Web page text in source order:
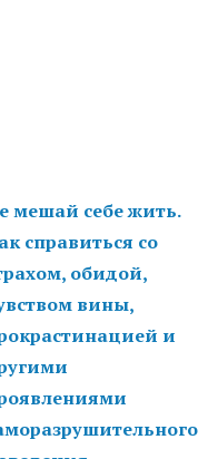
мешай себе жить.
справиться со
обидой,
вины,
и